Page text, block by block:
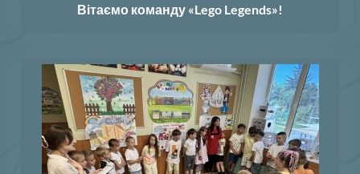
Вітаємо команду «Lego Legends»!